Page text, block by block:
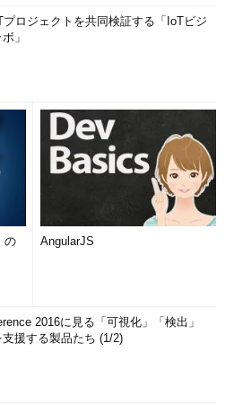
ロジェクトを共同検証する「IoTビジ
」
の
AngularJS
2016に見る「可視化」「検出」
支援する製品たち (1/2)